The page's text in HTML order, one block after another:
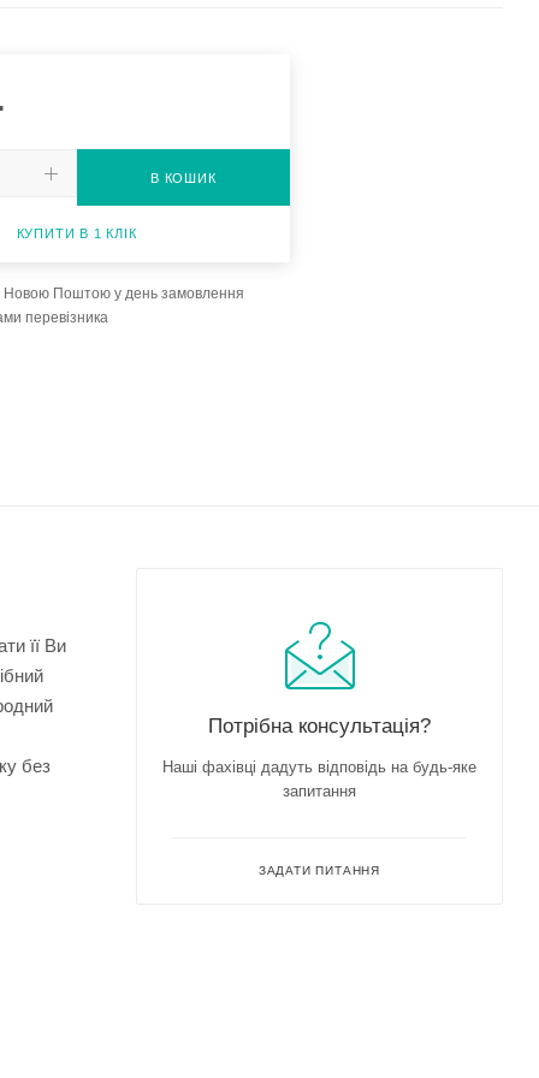
В КОШИК
КУПИТИ В 1 КЛІК
Новою Поштою у день замовлення
перевізника
її Ви
без
Потрібна консультація?
Наші фахівці дадуть відповідь на будь-яке
запитання
ЗАДАТИ ПИТАННЯ